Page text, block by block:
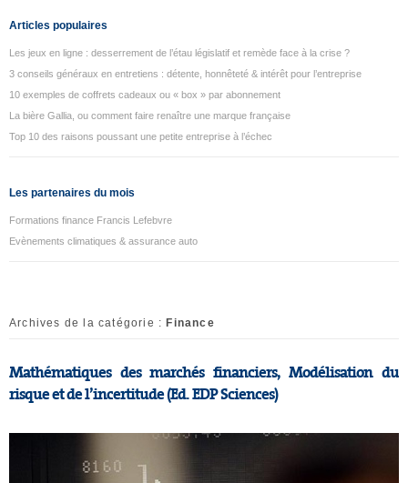
Articles populaires
Les jeux en ligne : desserrement de l’étau législatif et remède face à la crise ?
3 conseils généraux en entretiens : détente, honnêteté & intérêt pour l’entreprise
10 exemples de coffrets cadeaux ou « box » par abonnement
La bière Gallia, ou comment faire renaître une marque française
Top 10 des raisons poussant une petite entreprise à l’échec
Les partenaires du mois
Formations finance Francis Lefebvre
Evènements climatiques & assurance auto
Archives de la catégorie : Finance
Mathématiques des marchés financiers, Modélisation du
risque et de l’incertitude (Ed. EDP Sciences)